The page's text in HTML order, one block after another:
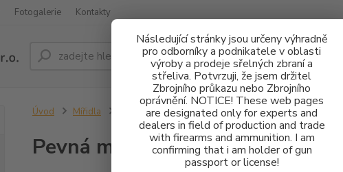
Následující stránky jsou určeny výhradně
pro odborníky a podnikatele v oblasti
výroby a prodeje sřelných zbraní a
střeliva. Potvrzuji, že jsem držitel
Zbrojního průkazu nebo Zbrojního
oprávnění. NOTICE! These web pages
are designated only for experts and
dealers in field of production and trade
with firearms and ammunition. I am
confirming that i am holder of gun
passport or license!
Fotogalerie Kontakty
Hledat
Úvod Mířidla Pevná mířidla Glock FO
Pevná mířidla Glock FO